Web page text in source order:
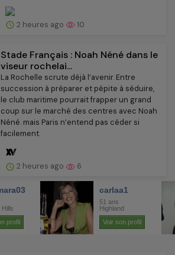
2 heures ago 10
Stade Français : Noah Néné dans le
viseur rochelai...
La Rochelle scrute déjà l’avenir. Entre
succession à préparer et pépite à séduire,
le club maritime pourrait frapper un grand
coup sur le marché des centres avec Noah
Néné. mais Paris n’entend pas céder si
facilement.
2 heures ago 6